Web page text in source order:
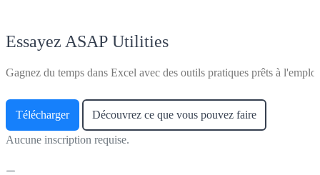
Essayez ASAP Utilities
Gagnez du temps dans Excel avec des outils pratiques prêts à
Télécharger Découvrez ce que vous pouvez faire
Aucune inscription requise.